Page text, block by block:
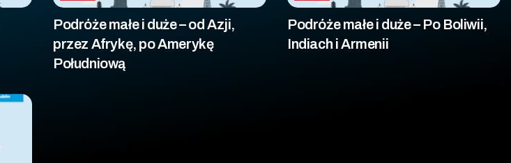
Podróże małe i duże – od Azji,
przez Afrykę, po Amerykę
Południową
Podróże małe i duże – Po Boliwii,
Indiach i Armenii